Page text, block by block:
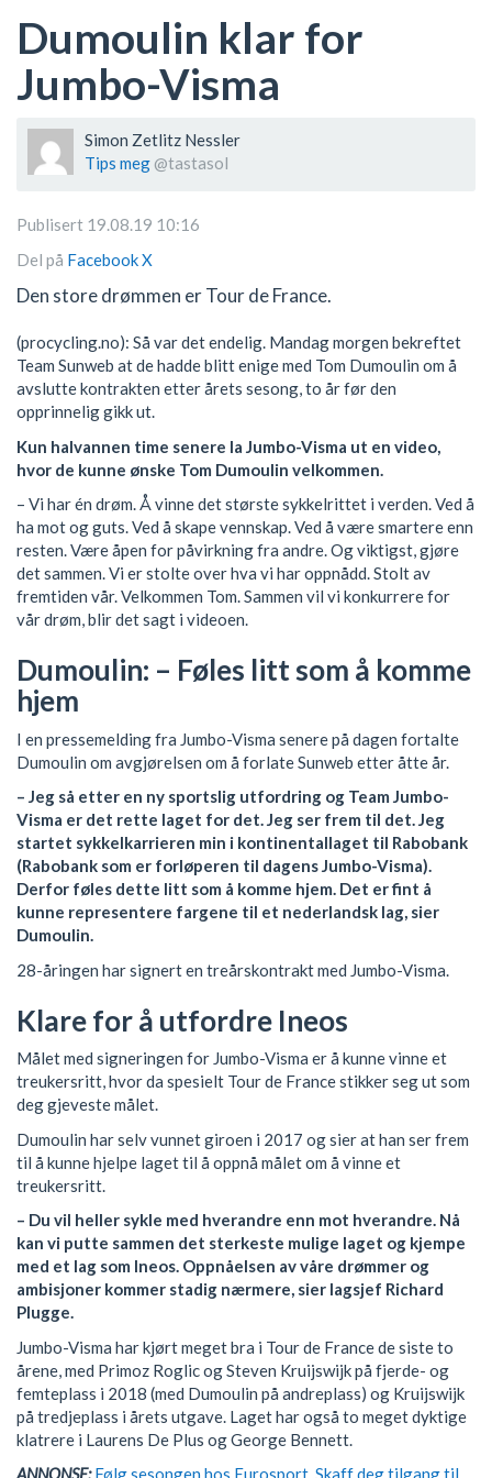
Dumoulin klar for
Jumbo-Visma
Simon Zetlitz Nessler
Tips meg @tastasol
Publisert 19.08.19 10:16
Del på FacebookX
Den store drømmen er Tour de France.
(procycling.no): Så var det endelig. Mandag morgen bekreftet
Team Sunweb at de hadde blitt enige med Tom Dumoulin om å
avslutte kontrakten etter årets sesong, to år før den
opprinnelig gikk ut.
Kun halvannen time senere la Jumbo-Visma ut en video,
hvor de kunne ønske Tom Dumoulin velkommen.
– Vi har én drøm. Å vinne det største sykkelrittet i verden. Ved å
ha mot og guts. Ved å skape vennskap. Ved å være smartere enn
resten. Være åpen for påvirkning fra andre. Og viktigst, gjøre
det sammen. Vi er stolte over hva vi har oppnådd. Stolt av
fremtiden vår. Velkommen Tom. Sammen vil vi konkurrere for
vår drøm, blir det sagt i videoen.
Dumoulin: – Føles litt som å komme
hjem
I en pressemelding fra Jumbo-Visma senere på dagen fortalte
Dumoulin om avgjørelsen om å forlate Sunweb etter åtte år.
– Jeg så etter en ny sportslig utfordring og Team Jumbo-
Visma er det rette laget for det. Jeg ser frem til det. Jeg
startet sykkelkarrieren min i kontinentallaget til Rabobank
(Rabobank som er forløperen til dagens Jumbo-Visma).
Derfor føles dette litt som å komme hjem. Det er fint å
kunne representere fargene til et nederlandsk lag, sier
Dumoulin.
28-åringen har signert en treårskontrakt med Jumbo-Visma.
Klare for å utfordre Ineos
Målet med signeringen for Jumbo-Visma er å kunne vinne et
treukersritt, hvor da spesielt Tour de France stikker seg ut som
deg gjeveste målet.
Dumoulin har selv vunnet giroen i 2017 og sier at han ser frem
til å kunne hjelpe laget til å oppnå målet om å vinne et
treukersritt.
– Du vil heller sykle med hverandre enn mot hverandre. Nå
kan vi putte sammen det sterkeste mulige laget og kjempe
med et lag som Ineos. Oppnåelsen av våre drømmer og
ambisjoner kommer stadig nærmere, sier lagsjef Richard
Plugge.
Jumbo-Visma har kjørt meget bra i Tour de France de siste to
årene, med Primoz Roglic og Steven Kruijswijk på fjerde- og
femteplass i 2018 (med Dumoulin på andreplass) og Kruijswijk
på tredjeplass i årets utgave. Laget har også to meget dyktige
klatrere i Laurens De Plus og George Bennett.
ANNONSE: Følg sesongen hos Eurosport. Skaff deg tilgang til